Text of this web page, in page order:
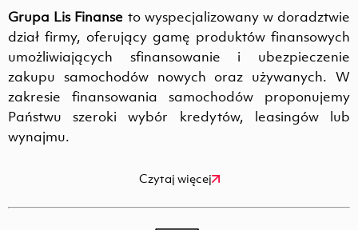
Grupa Lis Finanse to wyspecjalizowany w doradztwie
dział firmy, oferujący gamę produktów finansowych
umożliwiających sfinansowanie i ubezpieczenie
zakupu samochodów nowych oraz używanych. W
zakresie finansowania samochodów proponujemy
Państwu szeroki wybór kredytów, leasingów lub
wynajmu.
Czytaj więcej